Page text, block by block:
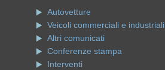
Autovetture
Veicoli commerciali e industriali
Altri comunicati
Conferenze stampa
Interventi